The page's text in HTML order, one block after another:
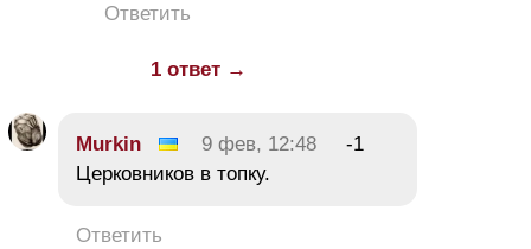
Ответить
1 ответ →
Murkin 9 фев, 12:48
-1
Церковников в топку.
Ответить